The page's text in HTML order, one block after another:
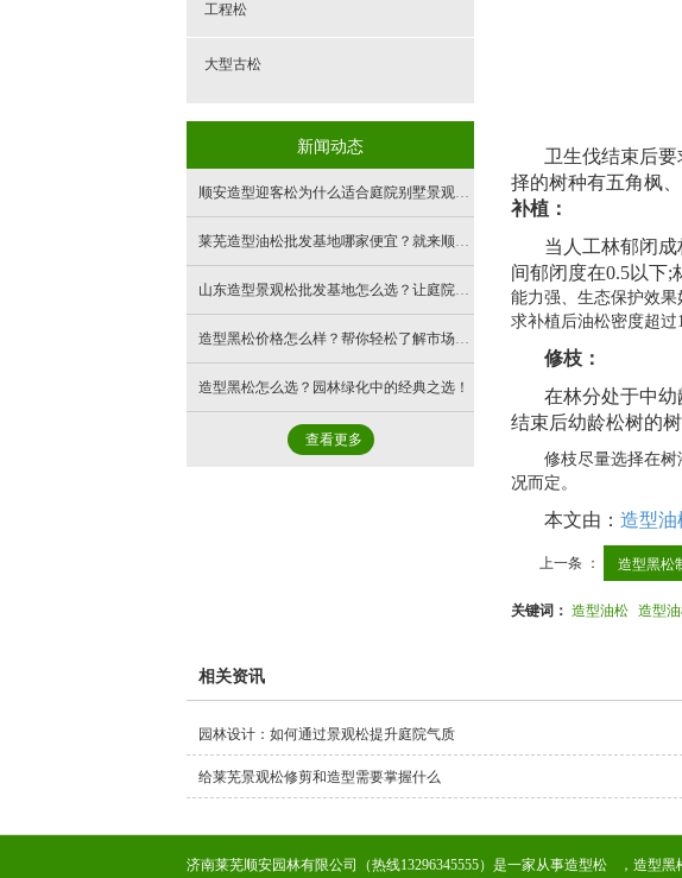
卫生伐结束后要
择的树种有五角枫
补植：
当 人工林郁闭
间郁闭度在0.5以下;
能力强、生态保护效
求补植后油松密度超过
修枝：
在林分处于中幼
结束后幼龄松树的
修枝尽量选择在
况而定。
本文由： 造型油
上一条 ： 造型黑松
关键词： 造型油松 造型
工程松
大型古松
新闻动态
顺安造型迎客松为什么适合庭院别墅景观建设？园林设计师给你讲明白
莱芜造型油松批发基地哪家便宜？就来顺安园林
山东造型景观松批发基地怎么选？让庭院瞬间有气场
造型黑松价格怎么样？帮你轻松了解市场行情
造型黑松怎么选？园林绿化中的经典之选！
查看更多
相关资讯
园林设计：如何通过景观松提升庭院气质
给莱芜景观松修剪和造型需要掌握什么
济南莱芜顺安园林有限公司（热线13296345555）是一家从事造型松 ， 造型黑